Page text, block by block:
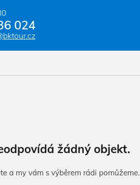
žádný objekt.
a my vám s výběrem rádi pomůžeme.
024